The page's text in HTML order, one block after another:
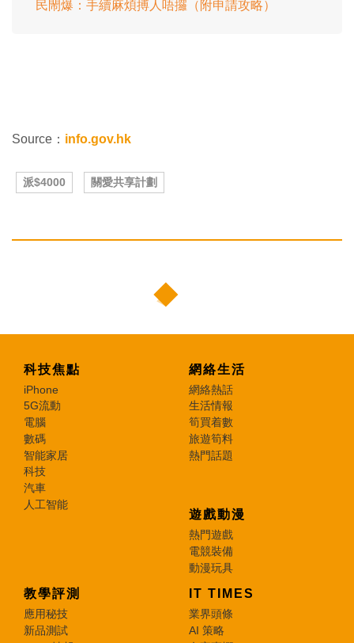
民閙爆：手續麻煩搏人唔攞（附申請攻略）
Source： info.gov.hk
派$4000 關愛共享計劃
科技焦點
iPhone
5G流動
電腦
數碼
智能家居
科技
汽車
人工智能
網絡生活
網絡熱話
生活情報
筍買着數
旅遊筍料
熱門話題
遊戲動漫
熱門遊戲
電競裝備
動漫玩具
教學評測
應用秘技
新品測試
IT TIMES
業界頭條
AI 策略